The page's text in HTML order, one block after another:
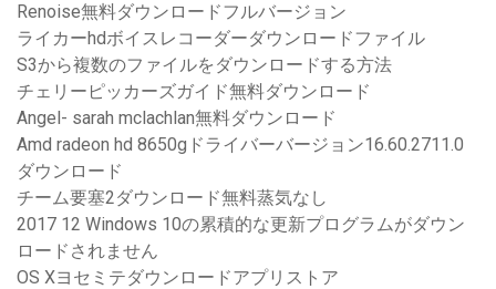
Renoise無料ダウンロードフルバージョン
ライカーhdボイスレコーダーダウンロードファイル
S3から複数のファイルをダウンロードする方法
チェリーピッカーズガイド無料ダウンロード
Angel- sarah mclachlan無料ダウンロード
Amd radeon hd 8650gドライバーバージョン16.60.2711.0
ダウンロード
チーム要塞2ダウンロード無料蒸気なし
2017 12 Windows 10の累積的な更新プログラムがダウン
ロードされません
OS Xヨセミテダウンロードアプリストア